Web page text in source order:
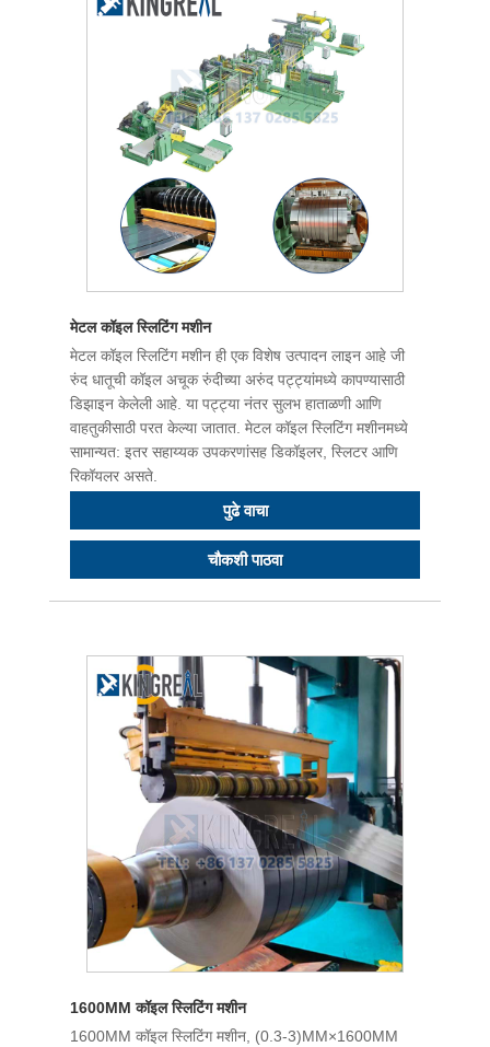
मेटल कॉइल स्लिटिंग मशीन
मेटल कॉइल स्लिटिंग मशीन ही एक विशेष उत्पादन लाइन आहे जी
रुंद धातूची कॉइल अचूक रुंदीच्या अरुंद पट्ट्यांमध्ये कापण्यासाठी
डिझाइन केलेली आहे. या पट्ट्या नंतर सुलभ हाताळणी आणि
वाहतुकीसाठी परत केल्या जातात. मेटल कॉइल स्लिटिंग मशीनमध्ये
सामान्यत: इतर सहाय्यक उपकरणांसह डिकॉइलर, स्लिटर आणि
रिकॉयलर असते.
पुढे वाचा
चौकशी पाठवा
1600MM कॉइल स्लिटिंग मशीन
1600MM कॉइल स्लिटिंग मशीन, (0.3-3)MM×1600MM